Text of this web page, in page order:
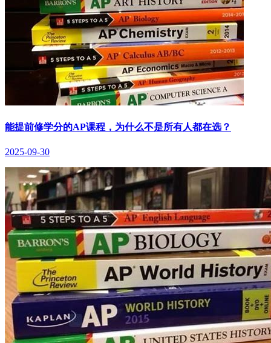
能提前修学分的AP课程，为什么不是所有人都在选？
2025-09-30